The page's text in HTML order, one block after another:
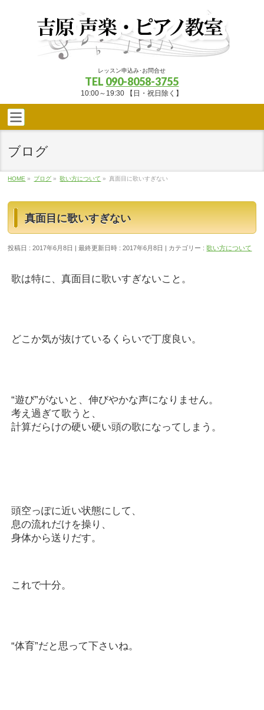
レッスン申込み･お問合せ
TEL 090-8058-3755
10:00～19:30 【日・祝日除く】
ブログ
HOME » ブログ » 歌い方について » 真面目に歌いすぎない
真面目に歌いすぎない
投稿日 : 2017年6月8日 最終更新日時 : 2017年6月8日 カテゴリー :歌い方について
歌は特に、真面目に歌いすぎないこと。
どこか気が抜けているくらいで丁度良い。
“遊び”がないと、伸びやかな声になりません。
考え過ぎて歌うと、
計算だらけの硬い硬い頭の歌になってしまう。
頭空っぽに近い状態にして、
息の流れだけを操り、
身体から送りだす。
これで十分。
“体育”だと思って下さいね。